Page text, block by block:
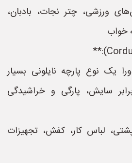
ورزشی، چتر نجات، بادبان،
خواب
یک نوع پارچه نایلونی بسیار
سایش، پارگی و خراشیدگی
لباس کار، کفش، تجهیزات